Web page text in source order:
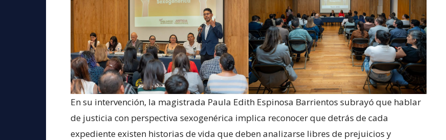
En su intervención, la magistrada Paula Edith Espinosa Barrientos subrayó que hablar
de justicia con perspectiva sexogenérica implica reconocer que detrás de cada
expediente existen historias de vida que deben analizarse libres de prejuicios y